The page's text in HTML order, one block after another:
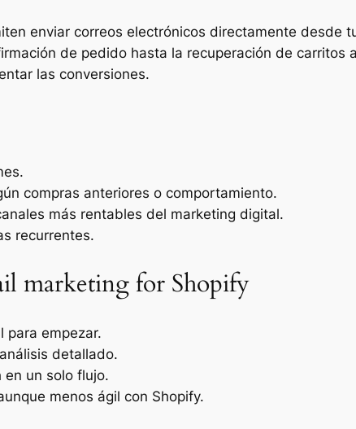
enviar correos electrónicos directamente desde
de pedido hasta la recuperación de carritos
las conversiones.
compras anteriores o comportamiento.
más rentables del marketing digital.
recurrentes.
marketing for Shopify
para empezar.
detallado.
en un solo flujo.
menos ágil con Shopify.